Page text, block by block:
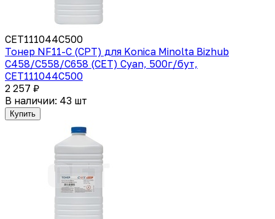
CET111044C500
Тонер NF11-C (CPT) для Konica Minolta Bizhub
C458/C558/C658 (CET) Cyan, 500г/бут,
CET111044C500
2 257 ₽
В наличии: 43 шт
Купить